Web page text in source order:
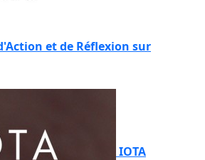
et de Réflexion sur
IOTA